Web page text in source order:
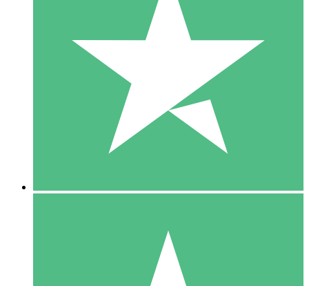
Pacotes de Créditos Individuais
Pague conforme o uso com créditos de download. Sem
1000
10 Downloads
20 00